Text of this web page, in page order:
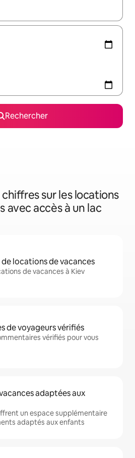
utilisez les flèches vers le
Rechercher
sur les locations
avec accès à un lac
locations de vacances
de vacances à Kiev
de voyageurs vérifiés
vérifiés pour vous
adaptées aux
un espace supplémentaire
adaptés aux enfants